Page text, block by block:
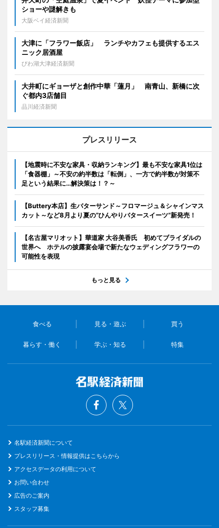
ショーや謎解きも
大阪ベイ経済新聞
大津に「フラワー飯店」 ランチやカフェも提供するエス
ニック居酒屋
びわ湖大津経済新聞
大井町にギョーザと創作中華「蓮月」 南青山、新橋に次
ぐ都内3店舗目
品川経済新聞
プレスリリース
【地震時に不安な家具・収納ランキング】最も不安な家具1位は
「食器棚」～不安の約半数は「転倒」、一方で約半数が対策不
足という結果に…解決策は！？～
【Buttery本店】生バターサンド～フロマージュ＆シャインマス
カット～など8月より夏の“ひんやりバタースイーツ”新発売！
【名古屋マリオット】華道家 大谷美香氏 初めてブライダルの
世界へ ホテルの披露宴会場で新たなウェディングフラワーの
可能性を表現
もっと見る
食べる 見る・遊ぶ 買う
暮らす・働く 学ぶ・知る 特集
名駅経済新聞について
プレスリリース・情報提供はこちらから
アクセスデータの利用について
お問い合わせ
広告のご案内
スタッフ募集